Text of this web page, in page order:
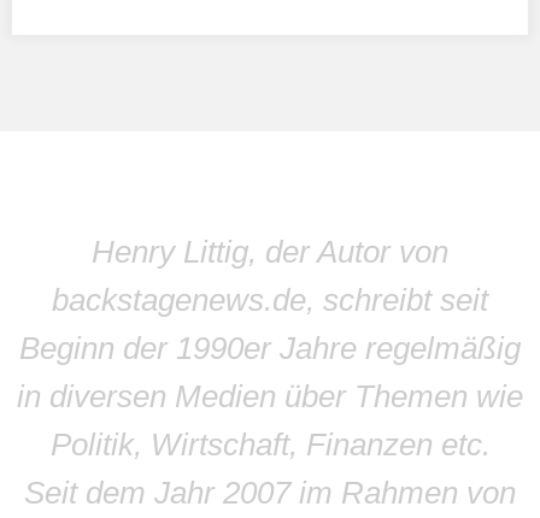
Henry Littig, der Autor von
backstagenews.de, schreibt seit
Beginn der 1990er Jahre regelmäßig
in diversen Medien über Themen wie
Politik, Wirtschaft, Finanzen etc.
Seit dem Jahr 2007 im Rahmen von